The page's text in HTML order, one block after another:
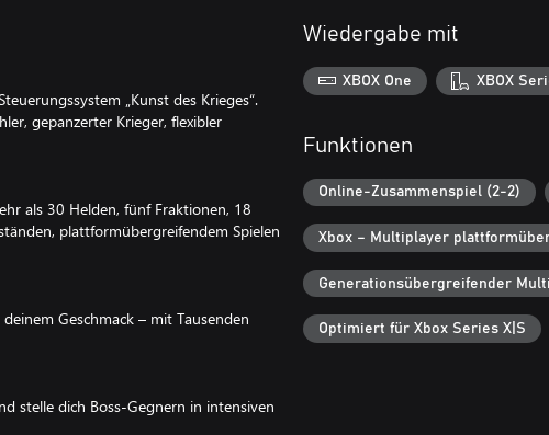
„Kunst des Krieges“.
gepanzerter Krieger, flexibler
als 30 Helden, fünf Fraktionen, 18
plattformübergreifendem Spielen
Geschmack – mit Tausenden
stelle dich Boss-Gegnern in intensiven
Wiedergabe mit
XBOX One XBOX
Funktionen
Online-Zusammenspiel (2-2)
Xbox – Multiplayer
Generationsübergreifender
Optimiert für Xbox Series X|S